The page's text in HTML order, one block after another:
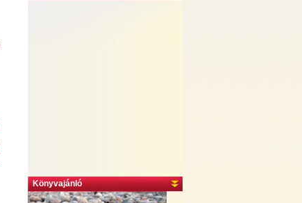
Könyvajánló